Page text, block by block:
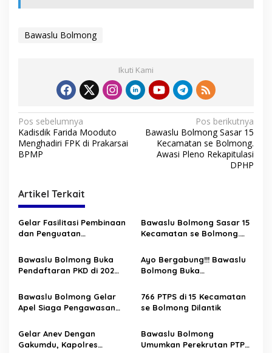
Bawaslu Bolmong
Ikuti Kami
N
a
v
g
a
s
p
o
s
Pos sebelumnya
Kadisdik Farida Mooduto
Menghadiri FPK di Prakarsai
BPMP
Pos berikutnya
Bawaslu Bolmong Sasar 15
Kecamatan se Bolmong.
Awasi Pleno Rekapitulasi
DPHP
Artikel Terkait
Gelar Fasilitasi Pembinaan
dan Penguatan
Bolmong Hadirkan Ario
Bimo sebagai Pembicara
Bawaslu Bolmong Sasar 15
Kecamatan se Bolmong.
DPHP
Bawaslu Bolmong Buka
Pendaftaran PKD di 202
Bolmong
Ayo Bergabung!!! Bawaslu
Bolmong Buka
Desa dan 2 Kelurahan
Bawaslu Bolmong Gelar
Apel Siaga Pengawasan
766 PTPS di 15 Kecamatan
se Bolmong Dilantik
Gelar Anev Dengan
Gakumdu, Kapolres
Bawaslu Bolmong
Umumkan Perekrutan PTPS